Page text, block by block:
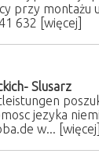
przy
632
[więcej]
Slusarz
jezyka
w... [więcej]